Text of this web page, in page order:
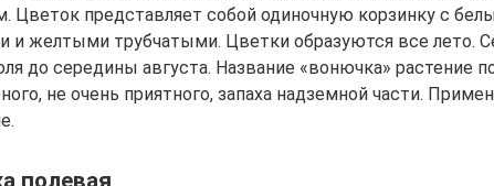
Цветок представляет собой одиночную корзинку с
и желтыми трубчатыми. Цветки образуются все лето.
до середины августа. Название «вонючка» растение
не очень приятного, запаха надземной части.
полевая